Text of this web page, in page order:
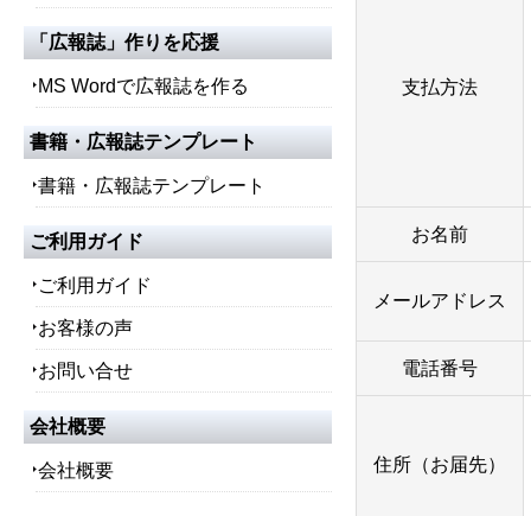
支払方法
お名前
メールアドレス
電話番号
住所（お届先）
「広報誌」作りを応援
MS Wordで広報誌を作る
書籍・広報誌テンプレート
書籍・広報誌テンプレート
ご利用ガイド
ご利用ガイド
お客様の声
お問い合せ
会社概要
会社概要